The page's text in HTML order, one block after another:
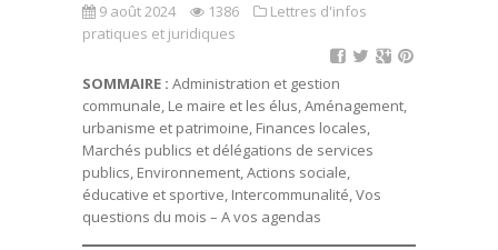
9 août 2024 1386
Lettres d'infos
pratiques et juridiques
SOMMAIRE : Administration et gestion
communale, Le maire et les élus, Aménagement,
urbanisme et patrimoine, Finances locales,
Marchés publics et délégations de services
publics, Environnement, Actions sociale,
éducative et sportive, Intercommunalité, Vos
questions du mois – A vos agendas